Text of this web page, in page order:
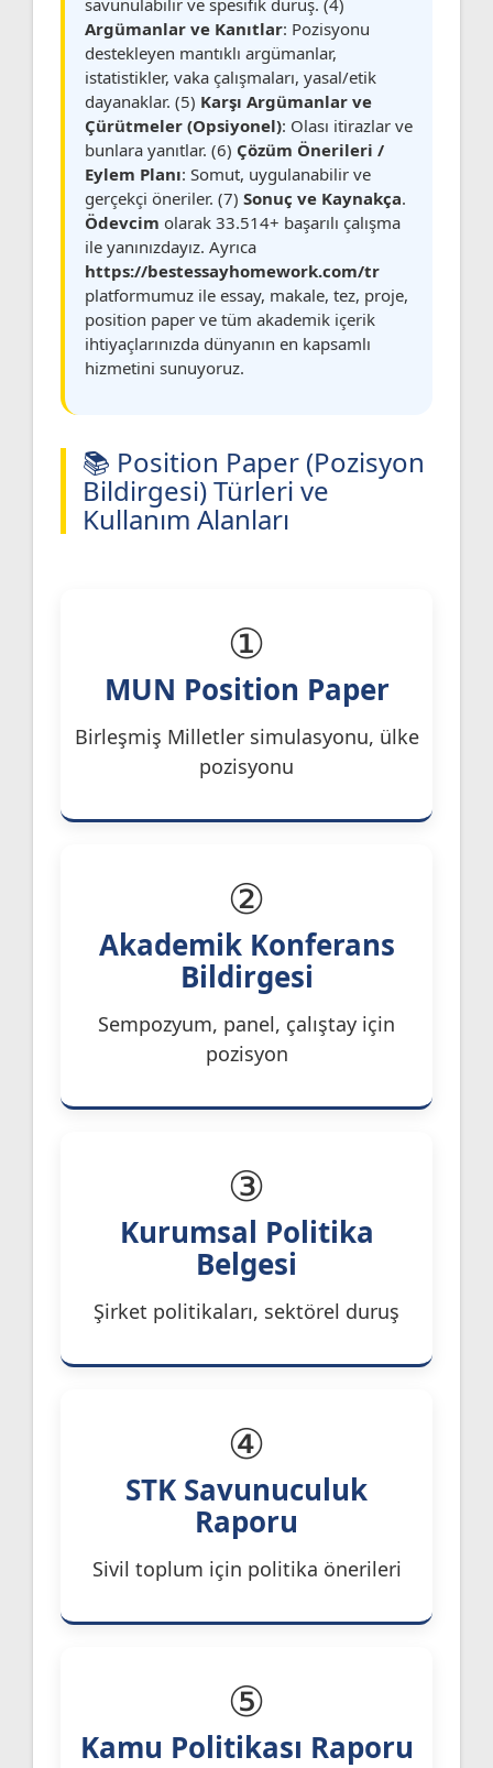
Argümanlar ve Kanıtlar: Pozisyonu
destekleyen mantıklı argümanlar,
istatistikler, vaka çalışmaları, yasal/etik
dayanaklar. (5) Karşı Argümanlar ve
Çürütmeler (Opsiyonel): Olası itirazlar ve
bunlara yanıtlar. (6) Çözüm Önerileri /
Eylem Planı: Somut, uygulanabilir ve
gerçekçi öneriler. (7) Sonuç ve Kaynakça.
Ödevcim olarak 33.514+ başarılı çalışma
ile yanınızdayız. Ayrıca
https://bestessayhomework.com/tr
platformumuz ile essay, makale, tez, proje,
position paper ve tüm akademik içerik
ihtiyaçlarınızda dünyanın en kapsamlı
hizmetini sunuyoruz.
📚 Position Paper (Pozisyon
Bildirgesi) Türleri ve
Kullanım Alanları
①
MUN Position Paper
Birleşmiş Milletler simulasyonu, ülke
pozisyonu
②
Akademik Konferans
Bildirgesi
Sempozyum, panel, çalıştay için
pozisyon
③
Kurumsal Politika
Belgesi
Şirket politikaları, sektörel duruş
④
STK Savunuculuk
Raporu
Sivil toplum için politika önerileri
⑤
Kamu Politikası Raporu